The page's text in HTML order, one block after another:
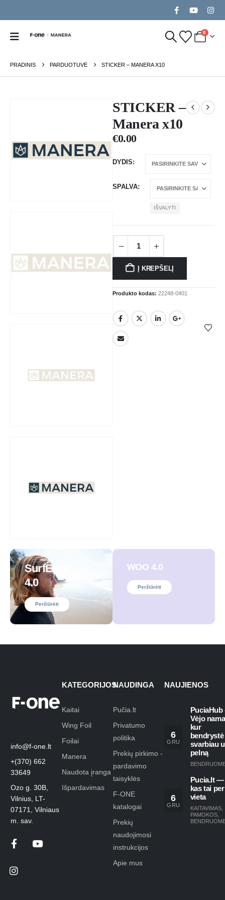
0
PRADINIS PARDUOTUVĖ STICKER – MANERA X10
STICKER –
Manera x10
€0.00
DYDIS
SPALVA
IŠVALYTI
Į KREPŠELĮ
Produkto kodas: 22248-0401
SurfEars
4.0
Peržiūrėti
WOO 4.0
Peržiūrėti
info@f-one.lt
+(370) 662
33649
Ozo g. 30B,
Vilnius, LT-
07171, Vilniaus
m. sav.
KATEGORIJOS
Kaitai
Wing Foil
Foilai
Manera
Naudota įranga
Išpardavimas
NAUDINGA
Pučia.lt
Privatumo
politika
Prekių pirkimo -
pardavimo
taisyklės
F-ONE
katalogai
Prekių
naudojimosi
instrukcijos
Apie mus
NAUJIENOS
6
GRU
PuciaHub
Vėjo
kur
bendrystė
svarbiau
pelną
6
GRU
Pucia.lt —
kas tai per
vieta
KAITAVIMAS
PAMOKOS